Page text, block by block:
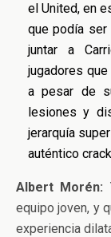
el United, en
que podía ser
juntar a
jugadores
a pesar de
lesiones y
jerarquía
auténtico
Albert Morén:
equipo joven, y
experiencia